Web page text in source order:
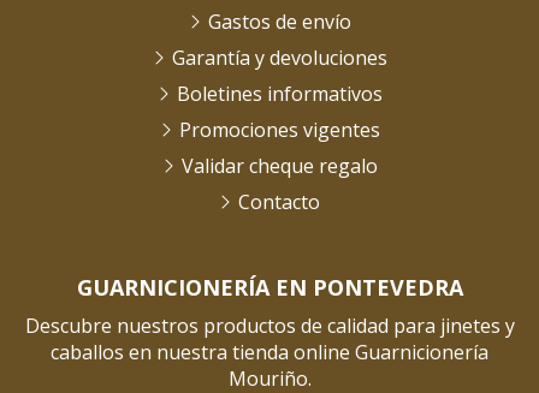
GUARNICIONERÍA EN PONTEVEDRA
Descubre nuestros productos de calidad para jinetes y
caballos en nuestra tienda online Guarnicionería
Mouriño.
Gastos de envío
Garantía y devoluciones
Boletines informativos
Promociones vigentes
Validar cheque regalo
Contacto